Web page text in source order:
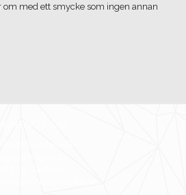
om med ett smycke som ingen annan